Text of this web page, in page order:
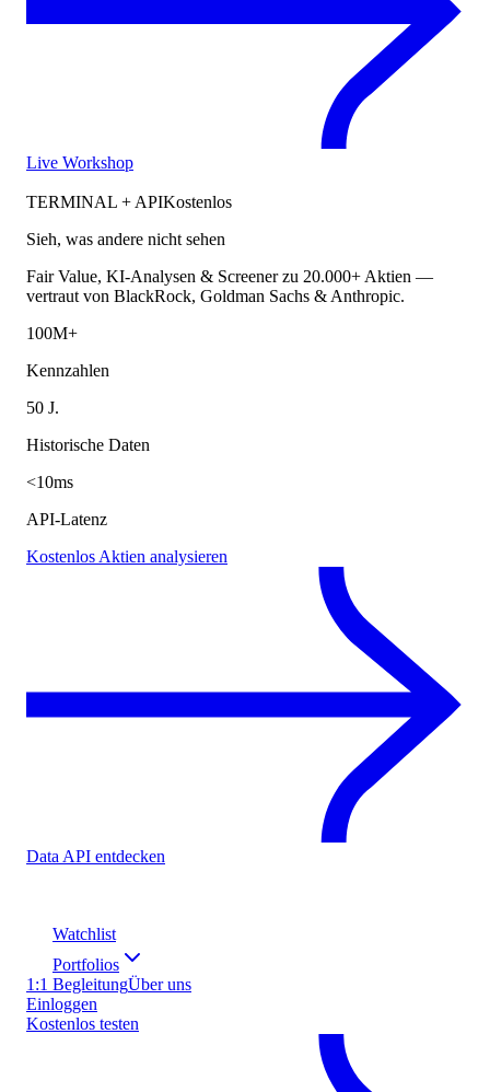
Live Workshop
TERMINAL + APIKostenlos
Sieh, was andere nicht sehen
Fair Value, KI-Analysen & Screener zu 20.000+ Aktien —
vertraut von BlackRock, Goldman Sachs & Anthropic.
100M+
Kennzahlen
50 J.
Historische Daten
<10ms
API-Latenz
Kostenlos Aktien analysieren
Data API entdecken
Watchlist
Portfolios
1:1 BegleitungÜber uns
Einloggen
Kostenlos testen